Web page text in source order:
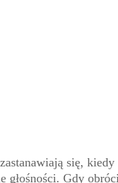
się,
Gdy